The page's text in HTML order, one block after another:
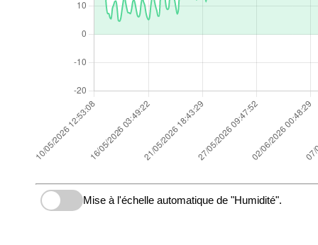
Mise à l'échelle automatique de "Humidité".